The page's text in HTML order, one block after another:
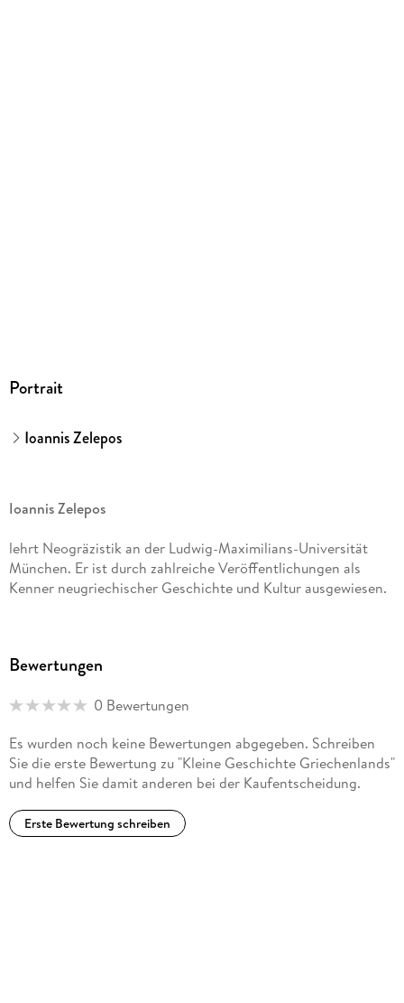
Portrait
Ioannis Zelepos
Ioannis Zelepos
lehrt Neogräzistik an der Ludwig-Maximilians-Universität
München. Er ist durch zahlreiche Veröffentlichungen als
Kenner neugriechischer Geschichte und Kultur ausgewiesen.
Bewertungen
0 Bewertungen
Es wurden noch keine Bewertungen abgegeben. Schreiben
Sie die erste Bewertung zu "Kleine Geschichte Griechenlands"
und helfen Sie damit anderen bei der Kaufentscheidung.
Erste Bewertung schreiben